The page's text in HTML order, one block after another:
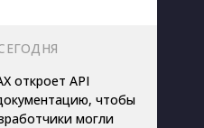
откроет API
чтобы
могли